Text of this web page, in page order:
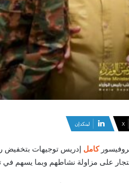
‫X لينكدإن
كامل
على مزاولة نشاطهم وبما يسهم